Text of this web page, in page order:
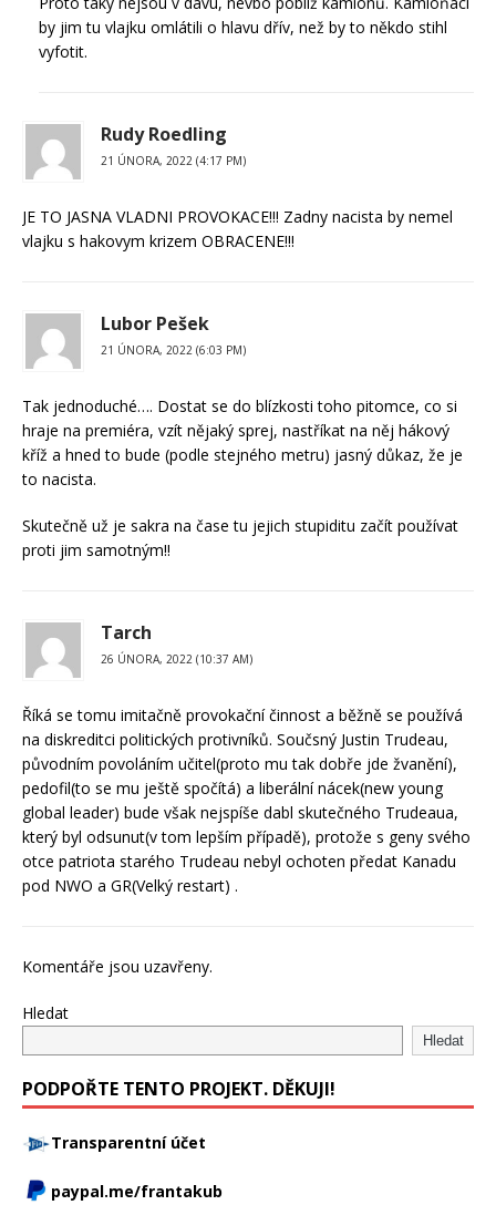
by jim tu vlajku omlátili o hlavu dřív, než by to někdo stihl
vyfotit.
Rudy Roedling
21 ÚNORA, 2022 (4:17 PM)
JE TO JASNA VLADNI PROVOKACE!!! Zadny nacista by nemel
vlajku s hakovym krizem OBRACENE!!!
Lubor Pešek
21 ÚNORA, 2022 (6:03 PM)
Tak jednoduché…. Dostat se do blízkosti toho pitomce, co si
hraje na premiéra, vzít nějaký sprej, nastříkat na něj hákový
kříž a hned to bude (podle stejného metru) jasný důkaz, že je
to nacista.
Skutečně už je sakra na čase tu jejich stupiditu začít používat
proti jim samotným!!
Tarch
26 ÚNORA, 2022 (10:37 AM)
Říká se tomu imitačně provokační činnost a běžně se používá
na diskreditci politických protivníků. Součsný Justin Trudeau,
původním povoláním učitel(proto mu tak dobře jde žvanění),
pedofil(to se mu ještě spočítá) a liberální nácek(new young
global leader) bude však nejspíše dabl skutečného Trudeaua,
který byl odsunut(v tom lepším případě), protože s geny svého
otce patriota starého Trudeau nebyl ochoten předat Kanadu
pod NWO a GR(Velký restart) .
Komentáře jsou uzavřeny.
Hledat
Hledat
PODPOŘTE TENTO PROJEKT. DĚKUJI!
Transparentní účet
paypal.me/frantakub